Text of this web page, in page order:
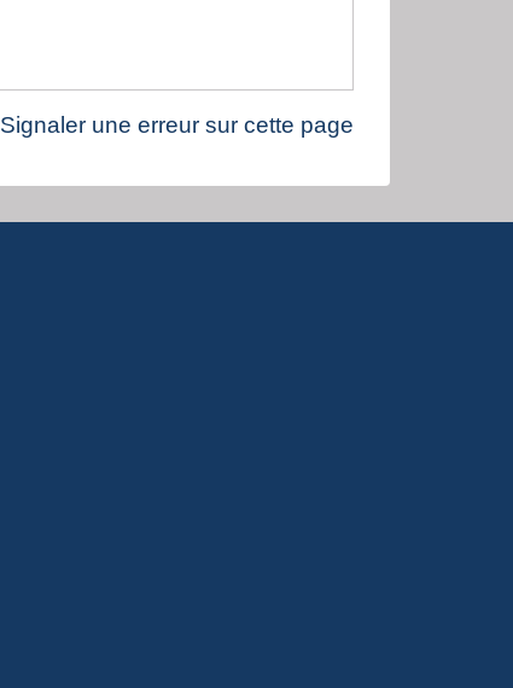
Signaler une erreur sur cette page